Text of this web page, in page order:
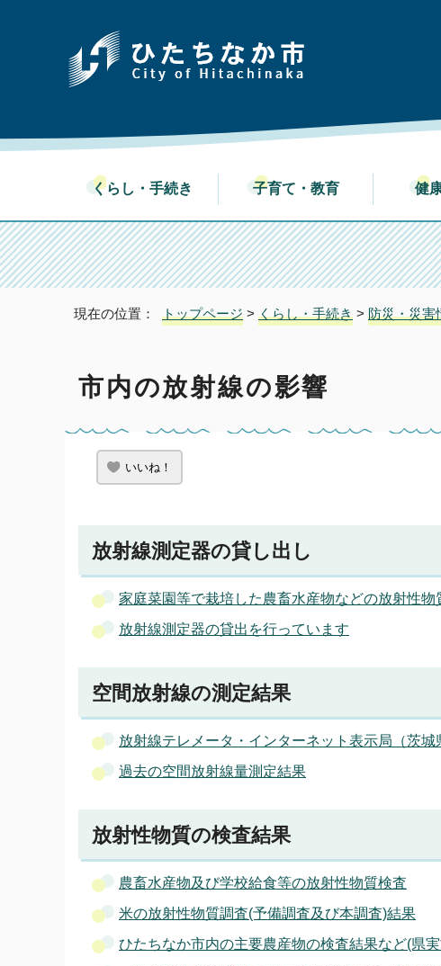
くらし・手続き 子育て・教育
現在の位置： トップページ > くらし・手続き > 防災・災害
市内の放射線の影響
いいね！
放射線測定器の貸し出し
家庭菜園等で栽培した農畜水産物などの放射性物
放射線測定器の貸出を行っています
空間放射線の測定結果
放射線テレメータ・インターネット表示局（茨城
過去の空間放射線量測定結果
放射性物質の検査結果
農畜水産物及び学校給食等の放射性物質検査
米の放射性物質調査(予備調査及び本調査)結果
ひたちなか市内の主要農産物の検査結果など(県